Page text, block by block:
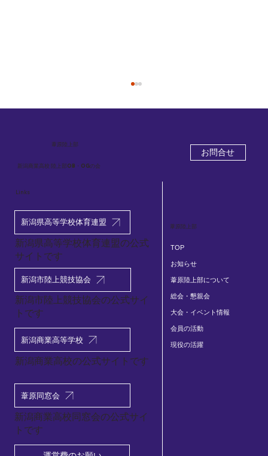
2026.5.26-29 新潟県高校総体陸上競技大
会
葦原陸上部
TOP
お知らせ
葦原陸上部について
総会・懇親会
大会・イベント情報
会員の活動
現役の活躍
お問合せ
葦原陸上部
新潟商業高校 陸上部OB・OGの会
Links
新潟県高等学校体育連盟
新潟県高等学校体育連盟の公式
サイトです
新潟市陸上競技協会
​新潟市陸上競技協会の公式サイ
トです
新潟商業高等学校
新潟商業高校の公式サイトです
葦原同窓会
新潟商業高校同窓会の公式サイ
トです